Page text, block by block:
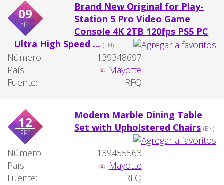
09
apr
Brand New Original for Play-
Station 5 Pro Video Game
Console 4K 2TB 120fps PS5 PC
Ultra High Speed ... (EN)
Número:
139348697
País:
Mayotte
Fuente:
RFQ
12
apr
Modern Marble Dining Table
Set with Upholstered Chairs (EN)
Número:
139455563
País:
Mayotte
Fuente:
RFQ